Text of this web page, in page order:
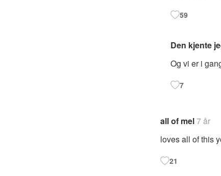
59
Den kjente
Og vi er i
7
all of mel7 år
loves all of this
21